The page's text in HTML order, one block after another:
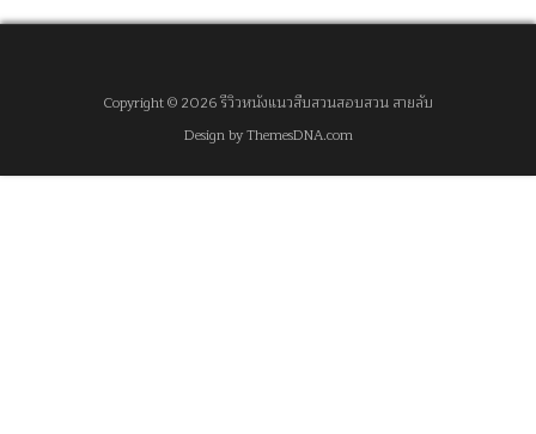
Copyright © 2026 รีวิวหนังแนวสืบสวนสอบสวน สายลับ
Design by ThemesDNA.com